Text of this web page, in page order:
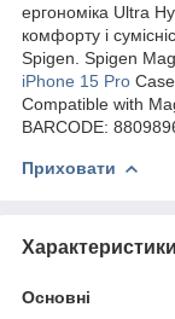
ергономіка Ultra
комфорту і
Spigen. Spigen
iPhone 15 Pro
Compatible with
BARCODE:
Приховати
Характеристики
Основні